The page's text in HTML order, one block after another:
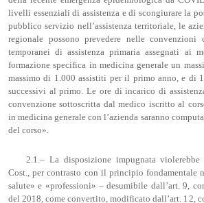
livelli essenziali di assistenza e di scongiurare la
pubblico servizio nell’assistenza territoriale, le
regionale possono prevedere nelle
temporanei di assistenza primaria assegnati ai
formazione specifica in medicina generale un
massimo di 1.000 assistiti per il primo anno, e di
successivi al primo. Le ore di incarico di
convenzione sottoscritta dal medico iscritto al
in medicina generale con l’azienda saranno
del corso».
2.1.– La disposizione impugnata violerebbe
Cost., per contrasto con il principio fondamentale
salute» e «professioni» – desumibile dall’art. 9,
del 2018, come convertito, modificato dall’art. 12,